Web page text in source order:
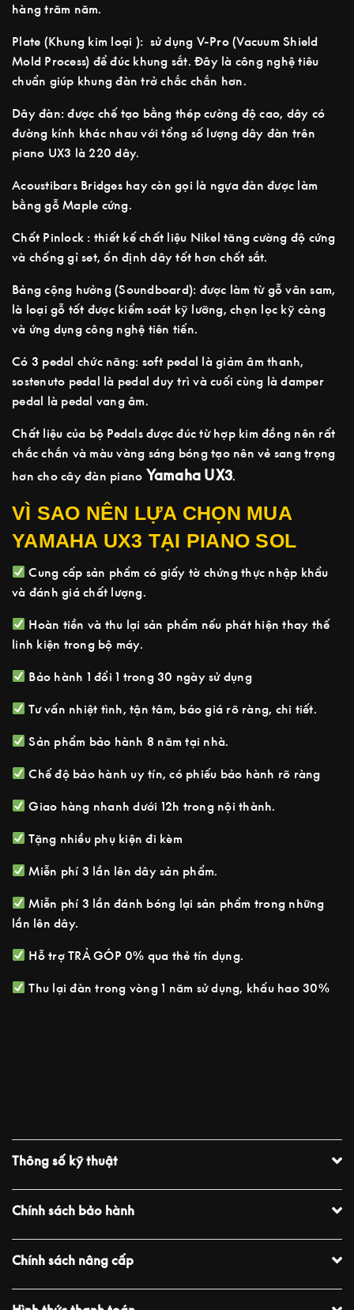
hàng trăm năm.
Plate (Khung kim loại ): sử dụng V-Pro (Vacuum Shield
Mold Process) để đúc khung sắt. Đây là công nghệ tiêu
chuẩn giúp khung đàn trở chắc chắn hơn.
Dây đàn: được chế tạo bằng thép cường độ cao, dây có
đường kính khác nhau với tổng số lượng dây đàn trên
piano UX3 là 220 dây.
Acoustibars Bridges hay còn gọi là ngựa đàn được làm
bằng gỗ Maple cứng.
Chốt Pinlock : thiết kế chất liệu Nikel tăng cường độ cứng
và chống gỉ set, ổn định dây tốt hơn chốt sắt.
Bảng cộng hưởng (Soundboard): được làm từ gỗ vân sam,
là loại gỗ tốt được kiểm soát kỹ lưỡng, chọn lọc kỹ càng
và ứng dụng công nghệ tiên tiến.
Có 3 pedal chức năng: soft pedal là giảm âm thanh,
sostenuto pedal là pedal duy trì và cuối cùng là damper
pedal là pedal vang âm.
Chất liệu của bộ Pedals được đúc từ hợp kim đồng nên rất
chắc chắn và màu vàng sáng bóng tạo nên vẻ sang trọng
hơn cho cây đàn piano Yamaha UX3.
VÌ SAO NÊN LỰA CHỌN MUA
YAMAHA UX3 TẠI PIANO SOL
Cung cấp sản phẩm có giấy tờ chứng thực nhập khẩu
và đánh giá chất lượng.
Hoàn tiền và thu lại sản phẩm nếu phát hiện thay thế
linh kiện trong bộ máy.
Bảo hành 1 đổi 1 trong 30 ngày sử dụng
Tư vấn nhiệt tình, tận tâm, báo giá rõ ràng, chi tiết.
Sản phẩm bảo hành 8 năm tại nhà.
Chế độ bảo hành uy tín, có phiếu bảo hành rõ ràng
Giao hàng nhanh dưới 12h trong nội thành.
Tặng nhiều phụ kiện đi kèm
Miễn phí 3 lần lên dây sản phẩm.
Miễn phí 3 lần đánh bóng lại sản phẩm trong những
lần lên dây.
Hỗ trợ TRẢ GÓP 0% qua thẻ tín dụng.
Thu lại đàn trong vòng 1 năm sử dụng, khấu hao 30%
Thông số kỹ thuật
Chính sách bảo hành
Chính sách nâng cấp